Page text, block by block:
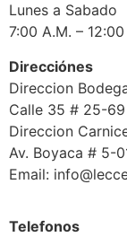
Lunes a Sabado
7:00 A.M. –
Direcciónes
Direccion
Calle 35 # 25-69
Direccion
Av. Boyaca # 5-
Email:
Telefonos